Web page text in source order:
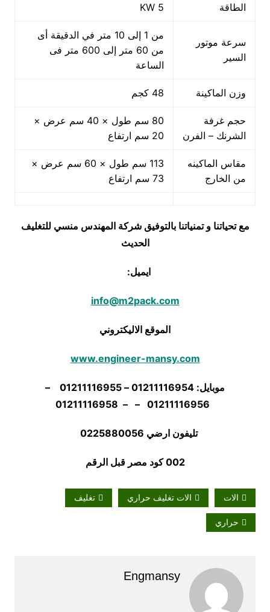
الطاقة 5 KW
سرعة موتور
السير
من 1 إلى 10 متر في الدقيقة أى
من 60 متر إلى 600 متر فى
الساعة
وزن الماكينة 48 كجم
حجم غرفة
الشرنك – الفرن
80 سم طول × 40 سم عرض ×
20 سم ارتفاع
مقاس الماكينه
من الخارج
113 سم طول × 60 سم عرض ×
73 سم ارتفاع
مع تحياتنا و تمنياتنا بالتوفيق شركة المهندس منسي للتغليف
الحديث
ايميل:
info@m2pack.com
الموقع الاليكتروني
www.engineer-mansy.com
موبايل: 01211116954 – 01211116955 –
تليفون ارضي 0225880056
002 كود مصر قبل الرقم
الات الات تغليف حراري تغليف
حراري
Engmansy